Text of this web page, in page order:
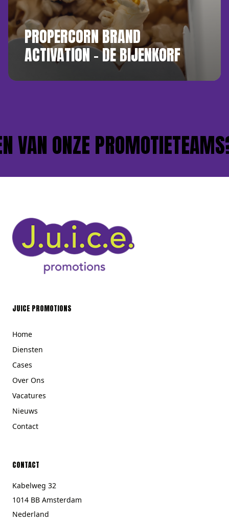
PROPERCORN BRAND
ACTIVATION – DE BIJENKORF
ONZE PROMOTIETEAMS?
JUICE PROMOTIONS
Home
Diensten
Cases
Over Ons
Vacatures
Nieuws
Contact
CONTACT
Kabelweg 32
1014 BB Amsterdam
Nederland